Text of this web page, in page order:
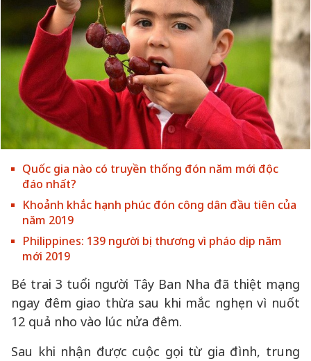
Quốc gia nào có truyền thống đón năm mới độc
đáo nhất?
Khoảnh khắc hạnh phúc đón công dân đầu tiên của
năm 2019
Philippines: 139 người bị thương vì pháo dịp năm
mới 2019
Bé trai 3 tuổi người Tây Ban Nha đã thiệt mạng
ngay đêm giao thừa sau khi mắc nghẹn vì nuốt
12 quả nho vào lúc nửa đêm.
Sau khi nhận được cuộc gọi từ gia đình, trung